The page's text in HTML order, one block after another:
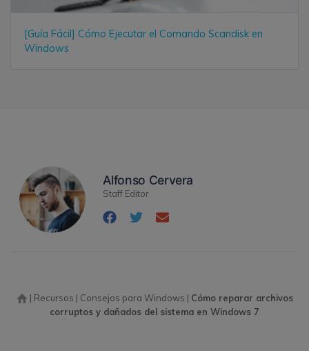
[Guía Fácil] Cómo Ejecutar el Comando Scandisk en
Windows
Alfonso Cervera
Staff Editor
| Recursos | Consejos para Windows | Cómo reparar archivos
corruptos y dañados del sistema en Windows 7